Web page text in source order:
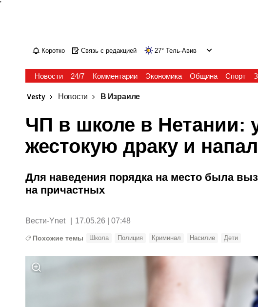
'
Коротко Связь с редакцией 27° Тель-Авив
Новости 24/7 Комментарии Экономика Община Спорт
Vesty Новости В Израиле
ЧП в школе в Нетании:
жестокую драку и
Для наведения порядка на место была
на причастных
Вести-Ynet 17.05.26 | 07:48
Похожие темы Школа Полиция Криминал Насилие Дети